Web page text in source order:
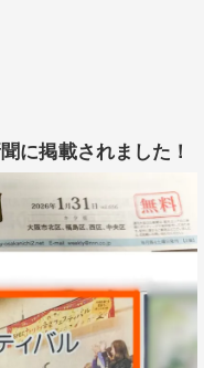
に掲載されました！